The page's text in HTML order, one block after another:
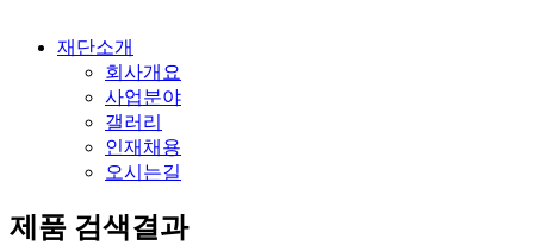
재단소개
회사개요
사업분야
갤러리
인재채용
오시는길
제품 검색결과